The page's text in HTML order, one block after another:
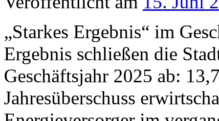
„Starkes Ergebnis“ im
Ergebnis schließen die
Geschäftsjahr 2025 ab:
Jahresüberschuss